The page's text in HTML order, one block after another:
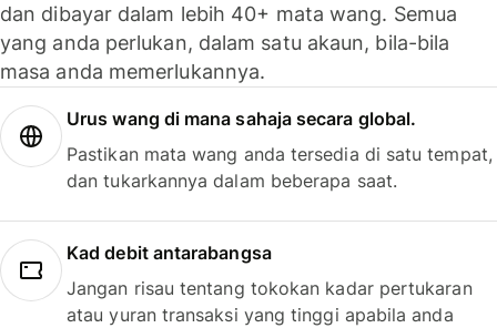
dan dibayar dalam lebih 40+ mata wang. Semua
yang anda perlukan, dalam satu akaun, bila-bila
masa anda memerlukannya.
Urus wang di mana sahaja secara global.
Pastikan mata wang anda tersedia di satu tempat,
dan tukarkannya dalam beberapa saat.
Kad debit antarabangsa
Jangan risau tentang tokokan kadar pertukaran
atau yuran transaksi yang tinggi apabila anda